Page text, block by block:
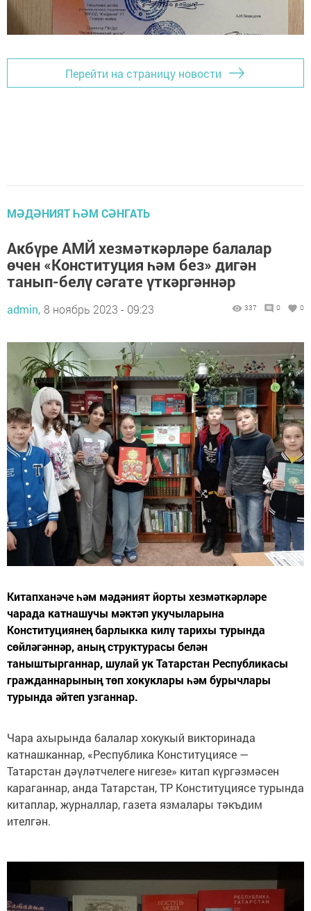
Перейти на страницу новости
МӘДӘНИЯТ ҺӘМ СӘНГАТЬ
Акбүре АМЙ хезмәткәрләре балалар
өчен «Конституция һәм без» дигән
танып-белү сәгате үткәргәннәр
admin, 8 ноябрь 2023 - 09:23 337 0 0
Китапханәче һәм мәдәният йорты хезмәткәрләре
чарада катнашучы мәктәп укучыларына
Конституциянең барлыкка килү тарихы турында
сөйләгәннәр, аның структурасы белән
таныштырганнар, шулай ук Татарстан Республикасы
гражданнарының төп хокуклары һәм бурычлары
турында әйтеп узганнар.
Чара ахырында балалар хокукый викторинада
катнашканнар, «Республика Конституциясе —
Татарстан дәүләтчелеге нигезе» китап күргәзмәсен
караганнар, анда Татарстан, ТР Конституциясе турында
китаплар, журналлар, газета язмалары тәкъдим
ителгән.